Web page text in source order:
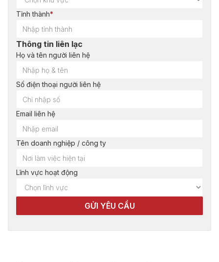
Tỉnh thành*
Thông tin liên lạc
Họ và tên người liên hệ
Số điện thoại người liên hệ
Email liên hệ
Tên doanh nghiệp / công ty
Lĩnh vực hoạt động